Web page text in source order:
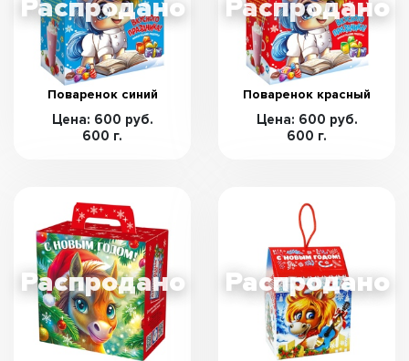
Поваренок синий
Цена: 600 руб.
600 г.
Поваренок красный
Цена: 600 руб.
600 г.